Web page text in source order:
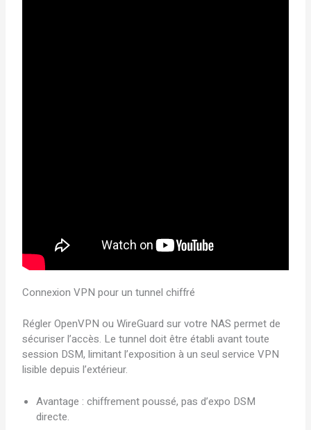
Connexion VPN pour un tunnel chiffré
Régler OpenVPN ou WireGuard sur votre NAS permet de
sécuriser l’accès. Le tunnel doit être établi avant toute
session DSM, limitant l’exposition à un seul service VPN
lisible depuis l’extérieur.
Avantage : chiffrement poussé, pas d’expo DSM
directe.